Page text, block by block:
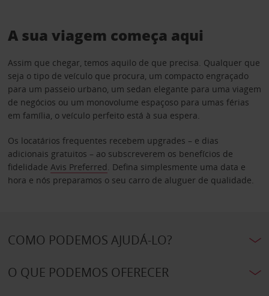
A sua viagem começa aqui
Assim que chegar, temos aquilo de que precisa. Qualquer que
seja o tipo de veículo que procura, um compacto engraçado
para um passeio urbano, um sedan elegante para uma viagem
de negócios ou um monovolume espaçoso para umas férias
em família, o veículo perfeito está à sua espera.
Os locatários frequentes recebem upgrades – e dias
adicionais gratuitos – ao subscreverem os benefícios de
fidelidade Avis Preferred. Defina simplesmente uma data e
hora e nós preparamos o seu carro de aluguer de qualidade.
COMO PODEMOS AJUDÁ-LO?
O QUE PODEMOS OFERECER